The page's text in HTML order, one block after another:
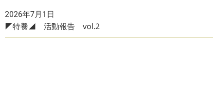
2026年7月1日
◤特養◢ 活動報告 vol.2